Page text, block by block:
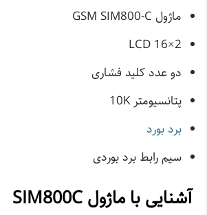
ماژول GSM SIM800-C
LCD 16×2
دو عدد کلید فشاری
پتانسیومتر 10K
برد بورد
سیم رابط برد بوردی
آشنایی با ماژول SIM800C